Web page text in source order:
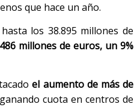
que hace un año.
los 38.895 millones de
millones de euros, un 9%
el aumento de más de
cuota en centros de